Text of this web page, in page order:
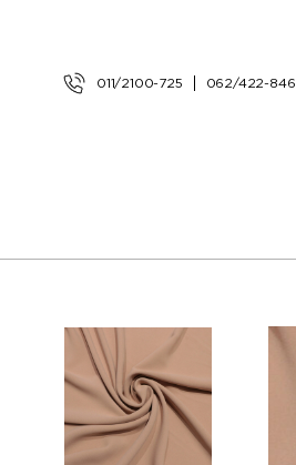
011/2100-725 062/422-846